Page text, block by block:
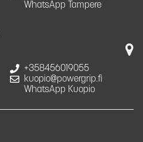
WhatsApp Tampere
+358456019055
kuopio@powergrip.fi
WhatsApp Kuopio